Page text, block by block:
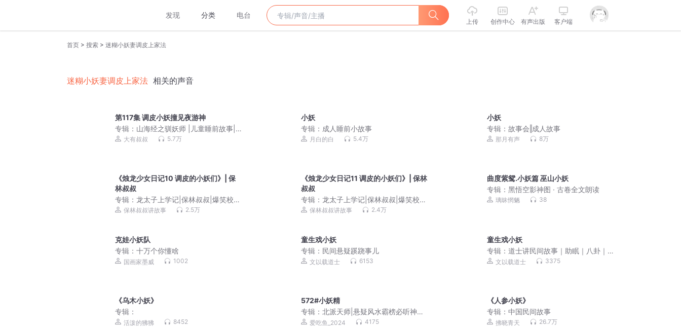
发现 分类 电台
上传 创作中心 有声出版 客户端
首页 > 搜索 > 迷糊小妖妻调皮上家法
迷糊小妖妻调皮上家法 相关的声音
第117集 调皮小妖撞见夜游神
专辑： 山海经之驯妖师 |儿童睡前故事|
神话系列|大有叔叔
大有叔叔 5.7万
小妖
专辑： 成人睡前小故事
月白的白 5.4万
小妖
专辑：故事会‖成人故事
那月有声 8万
《烛龙少女日记10 调皮的小妖们》| 保
林叔叔
专辑： 龙太子上学记|保林叔叔|爆笑校
园|冒险
保林叔叔讲故事 2.5万
《烛龙少女日记11 调皮的小妖们》| 保林
叔叔
专辑：龙太子上学记|保林叔叔|爆笑校
园|冒险
保林叔叔讲故事 2.4万
曲度紫鸳.小妖篇 巫山小妖
专辑：黑悟空影神图 · 古卷全文朗读
璃昧惘魉 38
克娃小妖队
专辑： 十万个你懂啥
国画家墨威 1002
童生戏小妖
专辑： 民间悬疑蹊跷事儿
文以载道士 6153
童生戏小妖
专辑：道士讲民间故事｜助眠｜八卦｜
猎奇｜劝善
文以载道士 3375
《乌木小妖》
专辑：
活泼的狒狒 8452
572#小妖精
专辑：北派天师|悬疑风水霸榜必听神作
爆款灵异|VIP免费
爱吃鱼_2024 4175
《人参小妖》
专辑：中国民间故事
拂晓青天 26.7万